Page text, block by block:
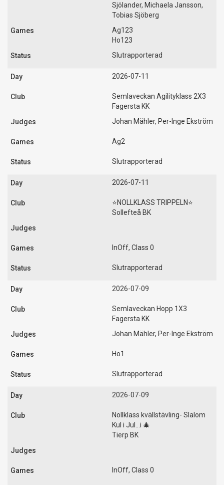
Sjölander, Michaela Jansson,
Tobias Sjöberg
Ag123
Ho123
Slutrapporterad
2026-07-11
Semlaveckan Agilityklass 2X3
Fagersta KK
Johan Mähler, Per-Inge Ekström
Ag2
Slutrapporterad
2026-07-11
⭐️NOLLKLASS TRIPPELN⭐️
Sollefteå BK
InOff, Class 0
Slutrapporterad
2026-07-09
Semlaveckan Hopp 1X3
Fagersta KK
Johan Mähler, Per-Inge Ekström
Ho1
Slutrapporterad
2026-07-09
Nollklass kvällstävling- Slalom
Kul i Jul...i 🎄
Tierp BK
InOff, Class 0